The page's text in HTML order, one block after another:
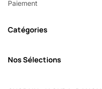
Paiement
Catégories
Nos Sélections